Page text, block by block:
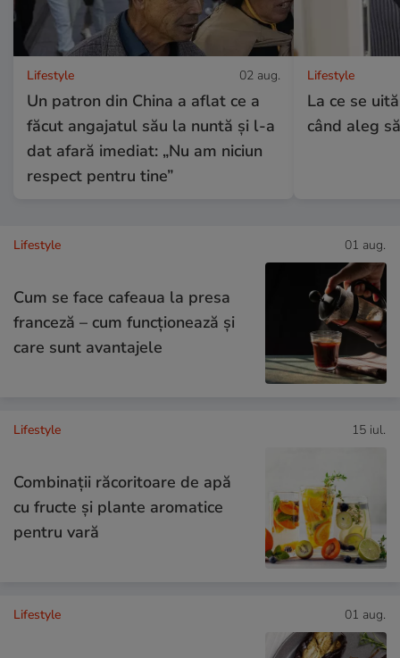
Lifestyle 02 aug.
Un patron din China a aflat ce a
făcut angajatul său la nuntă și l-a
dat afară imediat: „Nu am niciun
respect pentru tine”
Lifestyle
La ce se
când aleg
Lifestyle 01 aug.
Cum se face cafeaua la presa
franceză – cum funcționează și
care sunt avantajele
Lifestyle 15 iul.
Combinaţii răcoritoare de apă
cu fructe şi plante aromatice
pentru vară
Lifestyle 01 aug.